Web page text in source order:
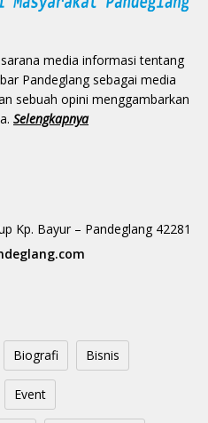
media informasi tentang
Pandeglang sebagai media
sebuah opini menggambarkan
Selengkapnya
Kp. Bayur – Pandeglang 42281
Biografi Bisnis
Event